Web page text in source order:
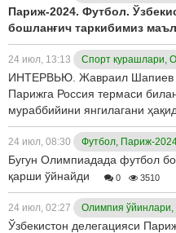
Париж-2024. Футбол.
бошланғич таркибимиз
24 июл, 13:13 Спорт курашлари,
ИНТЕРВЬЮ. Жавраил Шапиев
Парижга Россия термаси
мураббийини янгилагани
24 июл, 08:30 Футбол, Париж-
Бугун Олимпиадада футбол
қарши ўйнайди
0 3510
24 июл, 02:27 Олимпия
Ўзбекистон делегацияси